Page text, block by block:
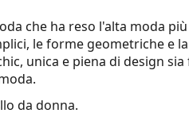
che ha reso l'alta moda più
le forme geometriche e
unica e piena di design
da donna.